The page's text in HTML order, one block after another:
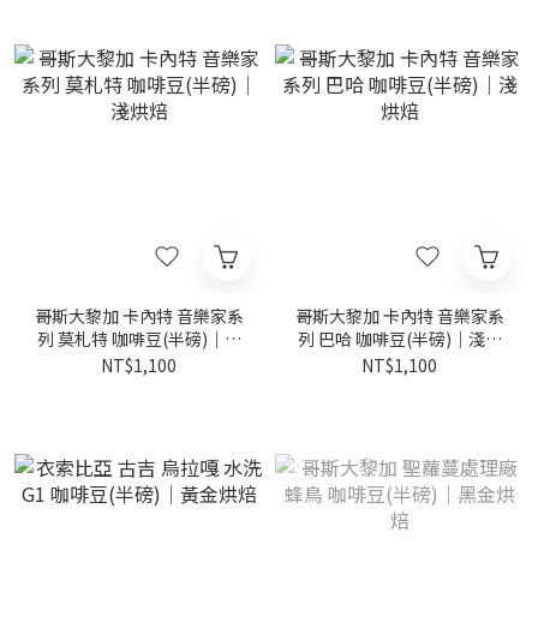
哥斯大黎加 卡內特 音樂家系
列 莫札特 咖啡豆(半磅)｜淺
烘焙
NT$1,100
哥斯大黎加 卡內特 音樂家系
列 巴哈 咖啡豆(半磅)｜淺烘
焙
NT$1,100